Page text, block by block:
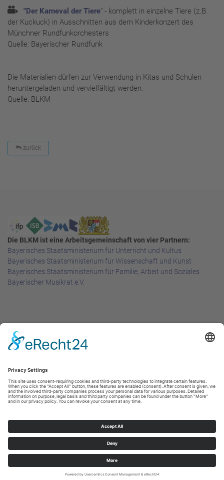
"Der Karneval der Tiere" - komplett in einzelne Tiere (z.B.
der Kuckuck) in Ausschnitten aus dem Kinderkonzert des
Münchner Rundfunkorchesters
Quelle: Bayerischer Rundfunk
Die Materialien dürfen zur Verwendung in Kitas und Schulen
heruntergeladen und vervielfältigt werden.
Quelle: BLKM
zurück
Die BLKM ist eine Arbeitsgemeinschaft von vier Partnern:
Bayerisches Staatsministerium für Unterricht und Kultus
Bayerisches Staatsministerium für Wissenschaft und Kunst
Bayerisches Staatsministerium für Familie, Arbeit und Soziales
Bayerischer Musikrat e.V.
Rechtliches